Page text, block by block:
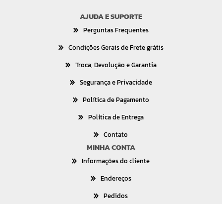
AJUDA E SUPORTE
Perguntas Frequentes
Condições Gerais de Frete grátis
Troca, Devolução e Garantia
Segurança e Privacidade
Política de Pagamento
Política de Entrega
Contato
MINHA CONTA
Informações do cliente
Endereços
Pedidos